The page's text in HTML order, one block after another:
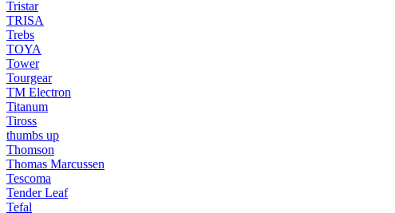
Tristar
TRISA
Trebs
TOYA
Tower
Tourgear
TM Electron
Titanum
Tiross
thumbs up
Thomson
Thomas Marcussen
Tescoma
Tender Leaf
Tefal